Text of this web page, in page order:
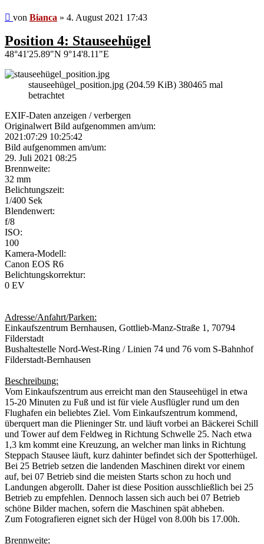
Beitrag
von Bianca » 4. August 2021 17:43
Position 4: Stauseehügel
48°41'25.89"N 9°14'8.11"E
stauseehügel_position.jpg (204.59 KiB) 380465 mal
betrachtet
EXIF-Daten anzeigen / verbergen
Originalwert Bild aufgenommen am/um:
2021:07:29 10:25:42
Bild aufgenommen am/um:
29. Juli 2021 08:25
Brennweite:
32 mm
Belichtungszeit:
1/400 Sek
Blendenwert:
f/8
ISO:
100
Kamera-Modell:
Canon EOS R6
Belichtungskorrektur:
0 EV
Adresse/Anfahrt/Parken:
Einkaufszentrum Bernhausen, Gottlieb-Manz-Straße 1, 70794
Filderstadt
Bushaltestelle Nord-West-Ring / Linien 74 und 76 vom S-Bahnhof
Filderstadt-Bernhausen
Beschreibung:
Vom Einkaufszentrum aus erreicht man den Stauseehügel in etwa
15-20 Minuten zu Fuß und ist für viele Ausflügler rund um den
Flughafen ein beliebtes Ziel. Vom Einkaufszentrum kommend,
überquert man die Plieninger Str. und läuft vorbei an Bäckerei Schill
und Tower auf dem Feldweg in Richtung Schwelle 25. Nach etwa
1,3 km kommt eine Kreuzung, an welcher man links in Richtung
Steppach Stausee läuft, kurz dahinter befindet sich der Spotterhügel.
Bei 25 Betrieb setzen die landenden Maschinen direkt vor einem
auf, bei 07 Betrieb sind die meisten Starts schon zu hoch und
Landungen abgerollt. Daher ist diese Position ausschließlich bei 25
Betrieb zu empfehlen. Dennoch lassen sich auch bei 07 Betrieb
schöne Bilder machen, sofern die Maschinen spät abheben.
Zum Fotografieren eignet sich der Hügel von 8.00h bis 17.00h.
Brennweite: